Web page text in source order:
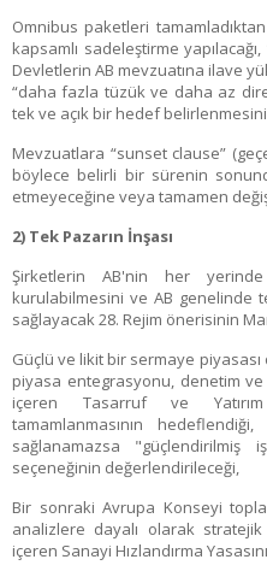
Omnibus paketleri
kapsamlı sadeleştirme
Devletlerin AB mevzuatına ilave
“daha fazla tüzük ve daha az
tek ve açık bir hedef
Mevzuatlara “sunset clause”
böylece belirli bir sürenin
etmeyeceğine veya tamamen
2) Tek Pazarın İnşası
Şirketlerin AB'nin her
kurulabilmesini ve AB genelinde
sağlayacak 28. Rejim önerisinin
Güçlü ve likit bir sermaye
piyasa entegrasyonu, denetim ve
içeren Tasarruf ve
tamamlanmasının
sağlanamazsa
seçeneğinin değerlendirileceği,
Bir sonraki Avrupa Konseyi
analizlere dayalı olarak
içeren Sanayi Hızlandırma